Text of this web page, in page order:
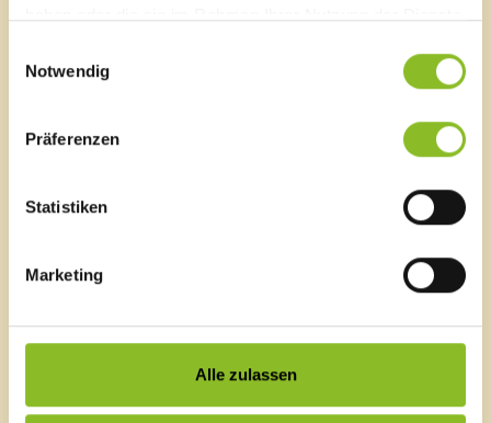
Notwendig
Präferenzen
Statistiken
Marketing
Alle zulassen
T0043 5522 51534-0
E-Mail an das Gemeindeamt
Schnellzugriff
Blackout
Veranstaltungskalender
News Archiv